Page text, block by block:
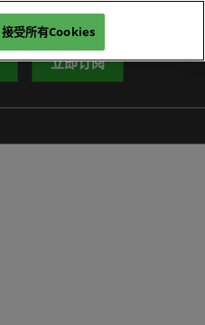
立即订阅
接受所有Cookies